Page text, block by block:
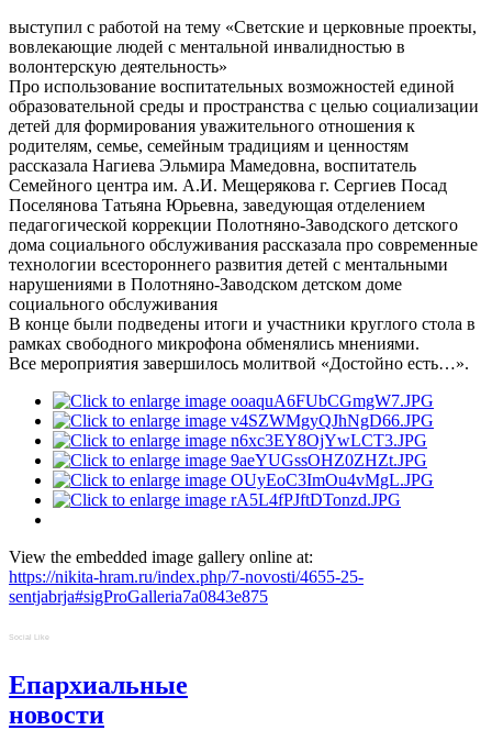
выступил с работой на тему «Светские и церковные проекты,
вовлекающие людей с ментальной инвалидностью в
волонтерскую деятельность»
Про использование воспитательных возможностей единой
образовательной среды и пространства с целью социализации
детей для формирования уважительного отношения к
родителям, семье, семейным традициям и ценностям
рассказала Нагиева Эльмира Мамедовна, воспитатель
Семейного центра им. А.И. Мещерякова г. Сергиев Посад
Поселянова Татьяна Юрьевна, заведующая отделением
педагогической коррекции Полотняно-Заводского детского
дома социального обслуживания рассказала про современные
технологии всестороннего развития детей с ментальными
нарушениями в Полотняно-Заводском детском доме
социального обслуживания
В конце были подведены итоги и участники круглого стола в
рамках свободного микрофона обменялись мнениями.
Все мероприятия завершилось молитвой «Достойно есть…».
View the embedded image gallery online at:
https://nikita-hram.ru/index.php/7-novosti/4655-25-
sentjabrja#sigProGalleria7a0843e875
Social Like
Епархиальные
новости